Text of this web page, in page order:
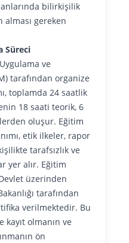
bilirkişilik
gereken
Süreci
ve
tarafından organize
toplamda 24 saatlik
18 saati teorik, 6
oluşur. Eğitim
etik ilkeler, rapor
tarafsızlık ve
yer alır. Eğitim
üzerinden
tarafından
verilmektedir. Bu
olmanın ve
ön